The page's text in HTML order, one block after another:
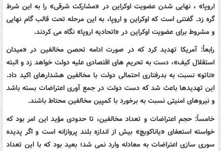
اروپا» ، نهایی شدن عضویت اوکراین در «مشارکت شرقی» را به این شرط
گره زد. گفتنی است که اوکراین و اروپا، به این مرحله تحت قالب گام نهایی
و مشروط برای عضویت اوکراین در «اتحادیه اروپا» نگاه می کردند.
رابعاً: آمریکا تهدید کرد که در صورت ادامه تحصن مخالفین در «میدان
استقلال کیف»، دست به تحریم های اقتصادی علیه دولت خواهد زد و البته
«ناتو» نسبت به بدرفتاری احتمالی دولت با مخالفین هشدارهای اکید داد.
این تهدیدها باعث شد که دست دولت در جمع آوری اعتراضات بسته باشد
و نیروهای امنیتی نسبت به برخورد با کمپین مخالفین محتاط باشند.
خامساً: حجم اعتراضات و تعداد مخالفین، تا حدودی مؤید این امر بود که
خواسته استعفای «یاناکویچ» بیش از اندازه بلند پروازانه است و اگر پدیده
سوری سازی اعتراضات به معادله وارد نمی شد؛ بعید بود که با این تعداد